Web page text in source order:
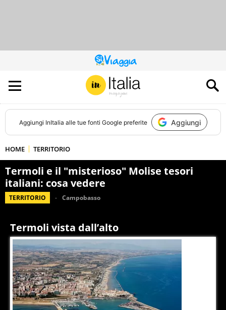
QUESTO
SITO
CONTRIBUISCE
ALL’AUDIENCE
DI
Aggiungi InItalia alle tue fonti Google preferite Aggiungi
HOME TERRITORIO
Termoli e il "misterioso" Molise tesori
italiani: cosa vedere
TERRITORIO Campobasso
Termoli vista dall’alto